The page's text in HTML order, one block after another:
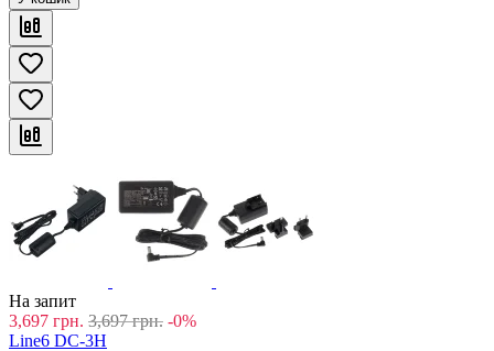
На запит
3,697 грн. 3,697 грн. -0%
Line6 DC-3H